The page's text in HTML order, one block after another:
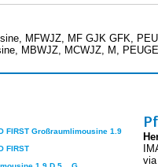
MFWJZ, MF GJK GFK,
MBWJZ, MCWJZ, M,
FIRST Großraumlimousine 1.9
FIRST